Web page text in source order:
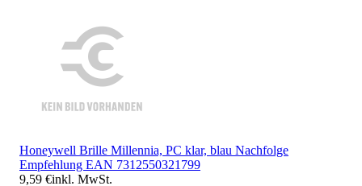
Honeywell Brille Millennia, PC klar, blau Nachfolge
Empfehlung EAN 7312550321799
9,59 €inkl. MwSt.